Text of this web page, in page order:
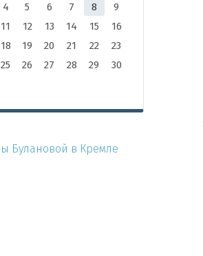
4 5 6 7 8
9
11 12 13 14 15
16
18 19 20 21 22
23
25 26 27 28 29
30